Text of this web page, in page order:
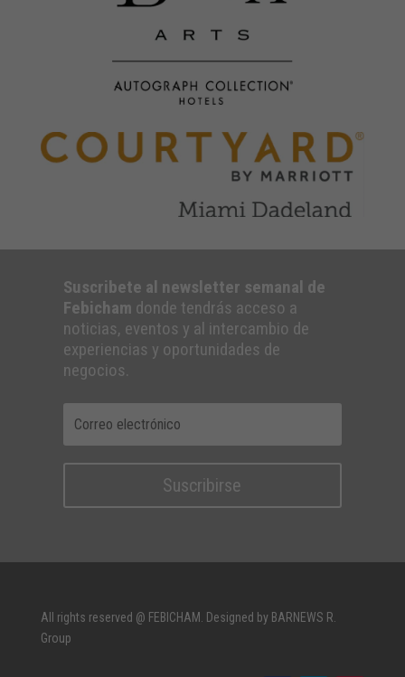
Suscribete al newsletter semanal de
Febicham donde tendrás acceso a
noticias, eventos y al intercambio de
experiencias y oportunidades de
negocios.
Suscribirse
All rights reserved @ FEBICHAM. Designed by BARNEWS R.
Group